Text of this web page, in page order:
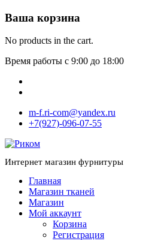
Ваша корзина
No products in the cart.
Время работы с 9:00 до 18:00
m-f.ri-com@yandex.ru
+7(927)-096-07-55
Интернет магазин фурнитуры
Главная
Магазин тканей
Магазин
Мой аккаунт
Корзина
Регистрация